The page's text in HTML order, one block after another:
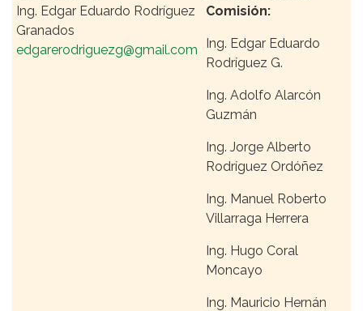
Ing. Edgar Eduardo Rodríguez
Granados
edgarerodriguezg@gmail.com
Comisión:
Ing. Edgar Eduardo
Rodríguez G.
Ing. Adolfo Alarcón
Guzmán
Ing. Jorge Alberto
Rodríguez Ordóñez
Ing. Manuel Roberto
Villarraga Herrera
Ing. Hugo Coral
Moncayo
Ing. Mauricio Hernán